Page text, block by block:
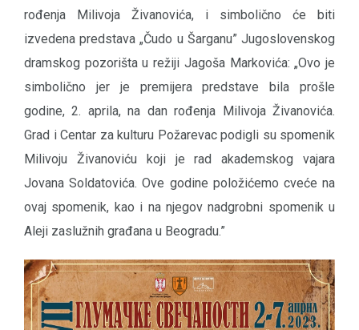
rođenja Milivoja Živanovića, i simbolično će biti
izvedena predstava „Čudo u Šarganu” Jugoslovenskog
dramskog pozorišta u režiji Jagoša Markovića: „Ovo je
simbolično jer je premijera predstave bila prošle
godine, 2. aprila, na dan rođenja Milivoja Živanovića.
Grad i Centar za kulturu Požarevac podigli su spomenik
Milivoju Živanoviću koji je rad akademskog vajara
Jovana Soldatovića. Ove godine položićemo cveće na
ovaj spomenik, kao i na njegov nadgrobni spomenik u
Aleji zaslužnih građana u Beogradu.”